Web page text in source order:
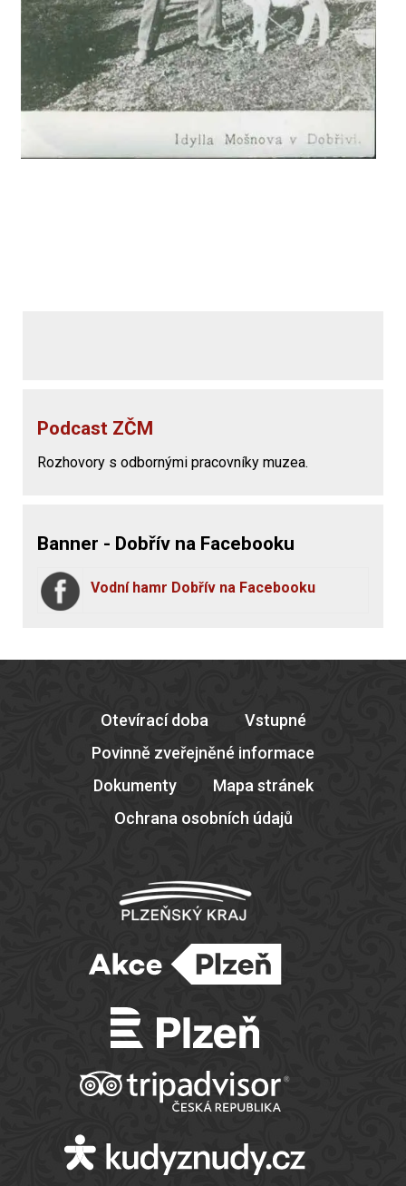
Podcast ZČM
Rozhovory s odbornými pracovníky muzea.
Banner - Dobřív na Facebooku
Vodní hamr Dobřív na Facebooku
Otevírací doba
Vstupné
Povinně zveřejněné informace
Dokumenty
Mapa stránek
Ochrana osobních údajů